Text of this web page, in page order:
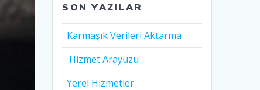
SON YAZILAR
Karmaşık Verileri Aktarma
Hizmet Arayüzü
Yerel Hizmetler